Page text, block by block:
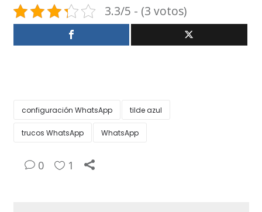
3.3/5 - (3 votos)
configuración WhatsApp tilde azul
trucos WhatsApp WhatsApp
0 1